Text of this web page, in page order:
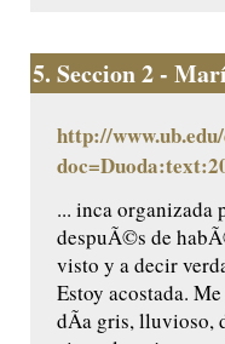
5. Seccion 2 -
http://
... inca organizada
despuÃ©s de
visto y a decir
Estoy acostada.
dÃ­a gris, lluvioso,